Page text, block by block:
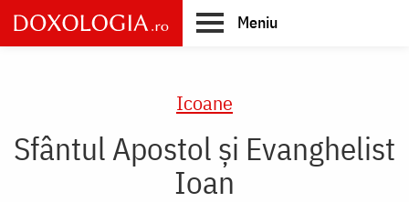
Skip
to
main
Meniu
Icoane
Sfântul Apostol și Evanghelist
Ioan